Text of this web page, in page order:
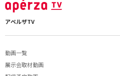
アペルザTV
動画一覧
展示会取材動画